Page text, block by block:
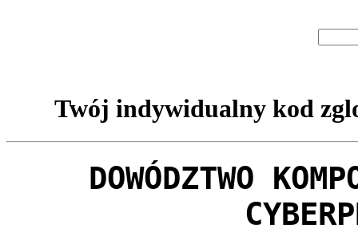
Twój indywidualny kod
DOWÓDZTWO